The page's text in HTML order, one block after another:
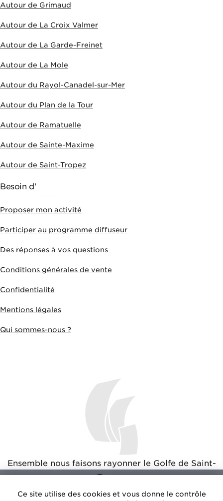
Ce site utilise des cookies et vous donne le contrôle
Autour de Grimaud
Autour de La Croix Valmer
Autour de La Garde-Freinet
Autour de La Mole
Autour du Rayol-Canadel-sur-Mer
Autour du Plan de la Tour
Autour de Ramatuelle
Autour de Sainte-Maxime
Autour de Saint-Tropez
Besoin d'
Proposer mon activité
Participer au programme diffuseur
Des réponses à vos questions
Conditions générales de vente
Confidentialité
Mentions légales
Qui sommes-nous ?
Ensemble nous faisons rayonner le Golfe de Saint-
Tropez